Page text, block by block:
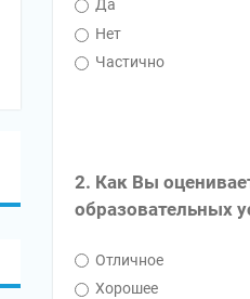
Да
Нет
Частично
2. Как Вы
образовательных
Отличное
Хорошее